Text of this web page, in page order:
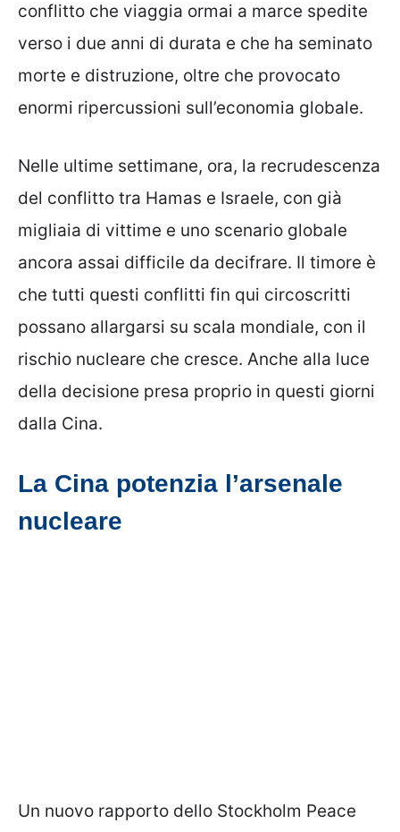
conflitto che viaggia ormai a marce spedite
verso i due anni di durata e che ha seminato
morte e distruzione, oltre che provocato
enormi ripercussioni sull’economia globale.
Nelle ultime settimane, ora, la recrudescenza
del conflitto tra Hamas e Israele, con già
migliaia di vittime e uno scenario globale
ancora assai difficile da decifrare. Il timore è
che tutti questi conflitti fin qui circoscritti
possano allargarsi su scala mondiale, con il
rischio nucleare che cresce. Anche alla luce
della decisione presa proprio in questi giorni
dalla Cina.
La Cina potenzia l’arsenale
nucleare
Un nuovo rapporto dello Stockholm Peace